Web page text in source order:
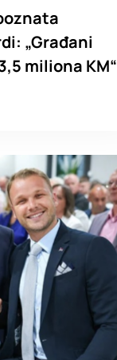
„Građani
miliona KM“